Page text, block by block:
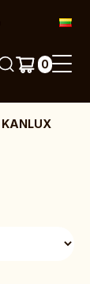
0
KANLUX